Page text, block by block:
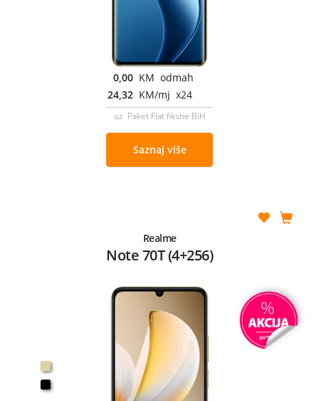
0,00 KM odmah
24,32 KM/mj x24
uz Paket Flat fiksne BiH
Saznaj više
Realme
Note 70T (4+256)